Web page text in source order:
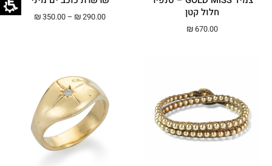
חלול קטן
₪670.00
₪290.00
–
₪350.00 טווח מחירים: ⁦₪290.00⁩ עד